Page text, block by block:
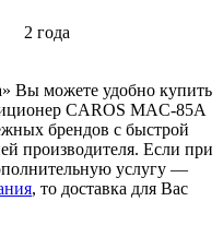
2 года
Вы можете удобно купить
CAROS MAC-85A
брендов с быстрой
производителя. Если при
услугу —
, то доставка для Вас